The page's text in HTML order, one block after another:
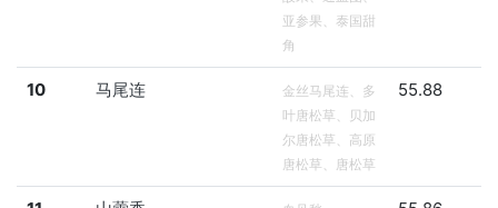
亚参果、泰国甜
角
10 马尾连
金丝马尾连、多
叶唐松草、贝加
尔唐松草、高原
唐松草、唐松草
55.88